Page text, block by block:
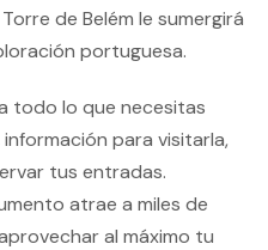
de Belém le sumergirá
portuguesa.
todo lo que necesitas
para visitarla,
tus entradas.
atrae a miles de
al máximo tu